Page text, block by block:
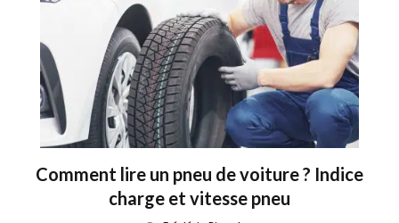
Comment lire un pneu de voiture ? Indice
charge et vitesse pneu